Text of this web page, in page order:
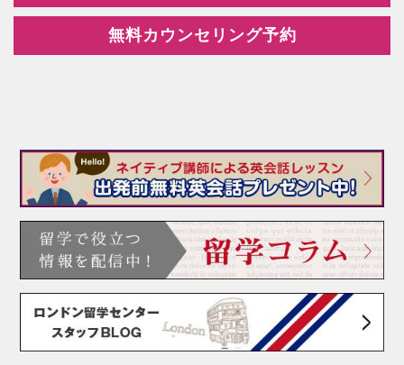
無料カウンセリング予約